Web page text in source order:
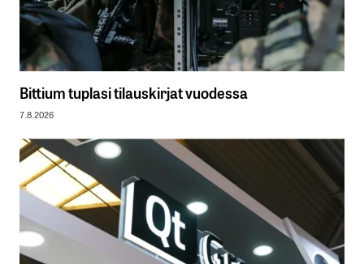
Bittium tuplasi tilauskirjat vuodessa
7.8.2026